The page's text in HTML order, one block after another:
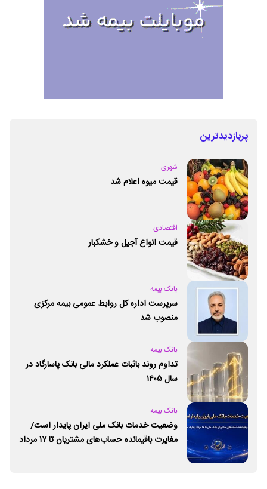
پربازدیدترین
شهری
قیمت میوه اعلام شد
اقتصادی
قیمت انواع آجیل و خشکبار
بانک بیمه
سرپرست اداره کل روابط عمومی بیمه مرکزی
منصوب شد
بانک بیمه
تداوم روند باثبات عملکرد مالی بانک پاسارگاد در
سال ۱۴۰۵
بانک بیمه
وضعیت خدمات بانک ملی ایران پایدار است/
مغایرت‌ باقیمانده حساب‌های مشتریان تا ۱۷ مرداد